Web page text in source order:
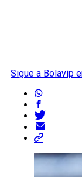
Sigue a Bolavip